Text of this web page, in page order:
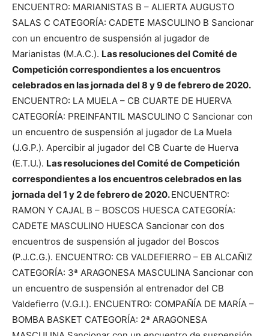
ENCUENTRO: MARIANISTAS B – ALIERTA AUGUSTO
SALAS C CATEGORÍA: CADETE MASCULINO B Sancionar
con un encuentro de suspensión al jugador de
Marianistas (M.A.C.). Las resoluciones del Comité de
Competición correspondientes a los encuentros
celebrados en las jornada del 8 y 9 de febrero de 2020.
ENCUENTRO: LA MUELA – CB CUARTE DE HUERVA
CATEGORÍA: PREINFANTIL MASCULINO C Sancionar con
un encuentro de suspensión al jugador de La Muela
(J.G.P.). Apercibir al jugador del CB Cuarte de Huerva
(E.T.U.). Las resoluciones del Comité de Competición
correspondientes a los encuentros celebrados en las
jornada del 1 y 2 de febrero de 2020.ENCUENTRO:
RAMON Y CAJAL B – BOSCOS HUESCA CATEGORÍA:
CADETE MASCULINO HUESCA Sancionar con dos
encuentros de suspensión al jugador del Boscos
(P.J.C.G.). ENCUENTRO: CB VALDEFIERRO – EB ALCAÑIZ
CATEGORÍA: 3ª ARAGONESA MASCULINA Sancionar con
un encuentro de suspensión al entrenador del CB
Valdefierro (V.G.I.). ENCUENTRO: COMPAÑÍA DE MARÍA –
BOMBA BASKET CATEGORÍA: 2ª ARAGONESA